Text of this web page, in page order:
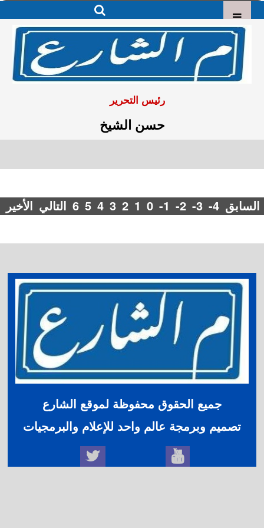
رئيس التحرير
حسن الشيخ
السابق -4
-3
-2
-1
0
1
2
3
4
5
6 التالي الأخير
جميع الحقوق محفوظة لموقع الشارع
تصميم وبرمجة عالم واحد للإعلام والبرمجيات